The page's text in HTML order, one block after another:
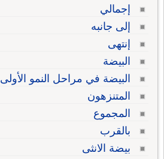
إجمالي
إلى جانبه
إنتهى
البيضة
البيضة في مراحل النمو الأولى
المتنزهون
المجموع
بالقرب
بيضة الانثى